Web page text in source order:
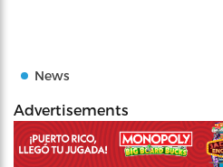
News
Advertisements